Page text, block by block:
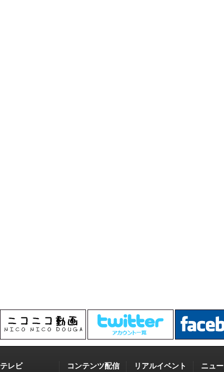
テレビ コンテンツ配信 リアルイベント ニュ